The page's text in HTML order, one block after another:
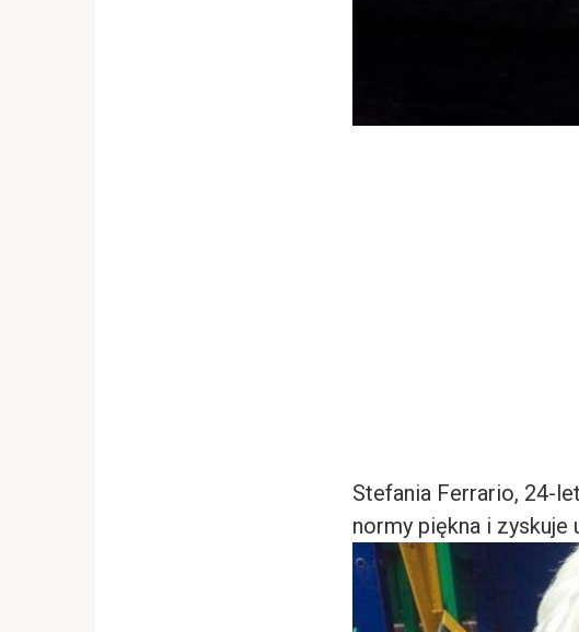
Stefania Ferrario, 24-
normy piękna i zyskuje